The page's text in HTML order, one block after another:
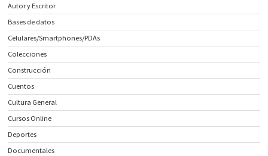
Autor y Escritor
Bases de datos
Celulares/Smartphones/PDAs
Colecciones
Construcción
Cuentos
Cultura General
Cursos Online
Deportes
Documentales